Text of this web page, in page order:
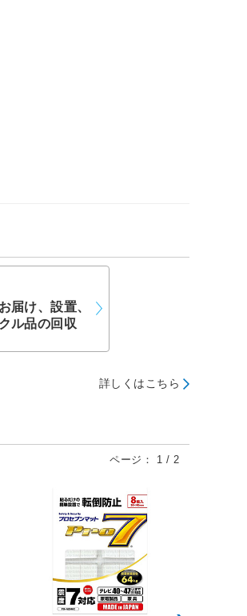
届け、設置、
ル品の回収
詳しくはこちら
ページ： 1 / 2